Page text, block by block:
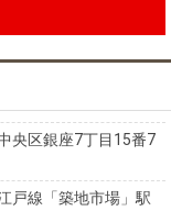
央区銀座7丁目15番7
戸線「築地市場」駅